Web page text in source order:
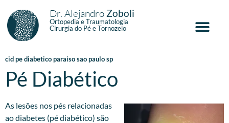
Dr. Alejandro Zoboli
Ortopedia e Traumatologia
Cirurgia do Pé e Tornozelo
cid pe diabetico paraiso sao paulo sp
Pé Diabético
As lesões nos pés relacionadas
ao diabetes (pé diabético) são